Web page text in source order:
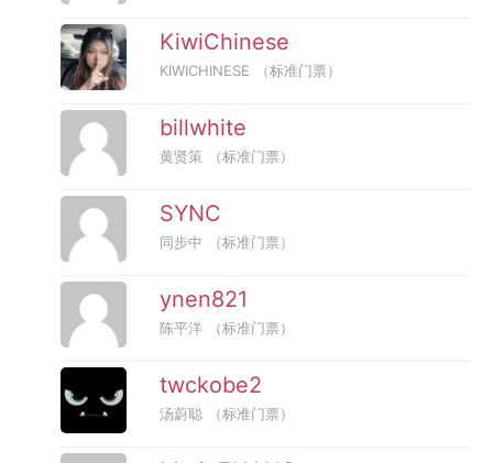
KiwiChinese
KIWICHINESE （标准门票）
billwhite
黄贤策 （标准门票）
SYNC
同步中 （标准门票）
ynen821
陈平洋 （标准门票）
twckobe2
汤蔚聪 （标准门票）